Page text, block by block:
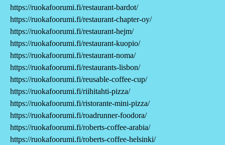
https://ruokafoorumi.fi/restaurant-bardot/
https://ruokafoorumi.fi/restaurant-chapter-oy/
https://ruokafoorumi.fi/restaurant-hejm/
https://ruokafoorumi.fi/restaurant-kuopio/
https://ruokafoorumi.fi/restaurant-noma/
https://ruokafoorumi.fi/restaurants-lisbon/
https://ruokafoorumi.fi/reusable-coffee-cup/
https://ruokafoorumi.fi/riihitahti-pizza/
https://ruokafoorumi.fi/ristorante-mini-pizza/
https://ruokafoorumi.fi/roadrunner-foodora/
https://ruokafoorumi.fi/roberts-coffee-arabia/
https://ruokafoorumi.fi/roberts-coffee-helsinki/